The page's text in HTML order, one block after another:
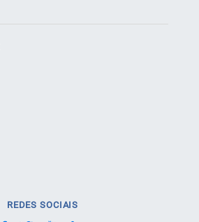
REDES SOCIAIS